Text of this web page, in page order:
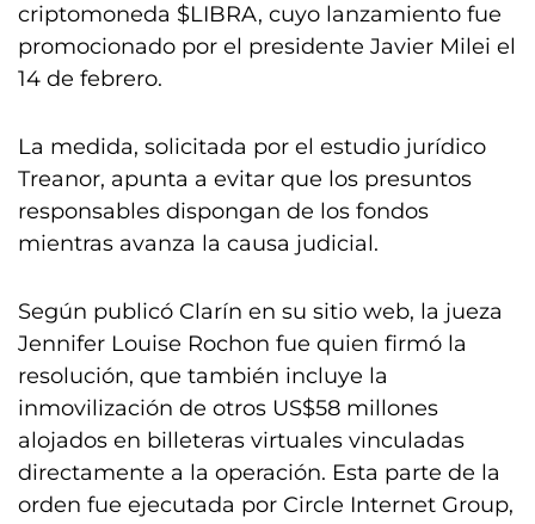
criptomoneda $LIBRA, cuyo lanzamiento fue
promocionado por el presidente Javier Milei el
14 de febrero.
La medida, solicitada por el estudio jurídico
Treanor, apunta a evitar que los presuntos
responsables dispongan de los fondos
mientras avanza la causa judicial.
Según publicó Clarín en su sitio web, la jueza
Jennifer Louise Rochon fue quien firmó la
resolución, que también incluye la
inmovilización de otros US$58 millones
alojados en billeteras virtuales vinculadas
directamente a la operación. Esta parte de la
orden fue ejecutada por Circle Internet Group,